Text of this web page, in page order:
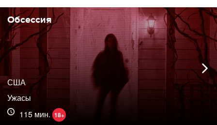
Обсессия
США
Ужасы
115 мин. 18+